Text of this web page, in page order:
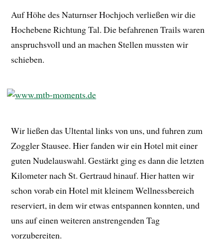
Auf Höhe des Naturnser Hochjoch verließen wir die
Hochebene Richtung Tal. Die befahrenen Trails waren
anspruchsvoll und an machen Stellen mussten wir
schieben.
Wir ließen das Ultental links von uns, und fuhren zum
Zoggler Stausee. Hier fanden wir ein Hotel mit einer
guten Nudelauswahl. Gestärkt ging es dann die letzten
Kilometer nach St. Gertraud hinauf. Hier hatten wir
schon vorab ein Hotel mit kleinem Wellnessbereich
reserviert, in dem wir etwas entspannen konnten, und
uns auf einen weiteren anstrengenden Tag
vorzubereiten.